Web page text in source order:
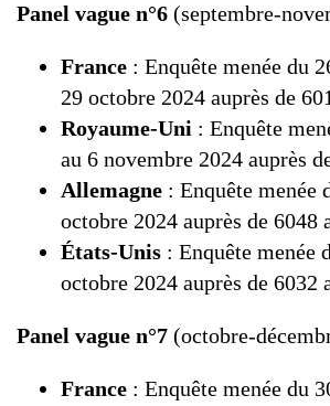
Panel vague n°6 (septembre-
France : Enquête menée du
29 octobre 2024 auprès de
Royaume-Uni : Enquête
au 6 novembre 2024 auprès
Allemagne : Enquête menée
octobre 2024 auprès de 6048
États-Unis : Enquête menée
octobre 2024 auprès de 6032
Panel vague n°7 (octobre-
France : Enquête menée du